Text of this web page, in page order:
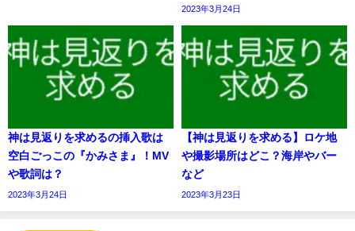
2023年3月24日
神は見返りを求めるの挿入歌は
空白ごっこの『かみさま』！MV
や歌詞は？
2023年3月24日
【神は見返りを求める】ロケ地
や撮影場所はどこ？海岸やバー
など
2023年3月23日